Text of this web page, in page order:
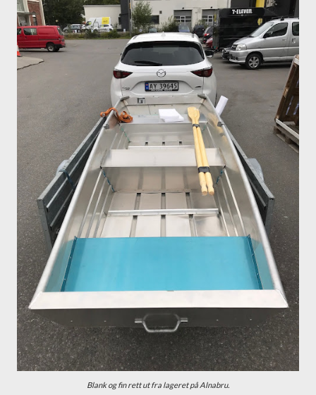
Blank og fin rett ut fra lageret på Alnabru.